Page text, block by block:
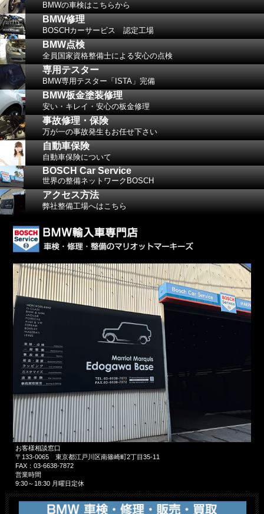
M3 ご来店ありがとうございました！
な車輌に携われた事は 我々にとっても財産と
なります。ありがとうございます。 車検や点
検など、お気軽にご来店下さい。今後とも宜
しくお願い申し上げます。
BMWの車検はこちらから
BMW修理
BOSCHカーサービス 認定工場
BMW点検
全員国家資格整備士による安心の点検
専用テスター
BMW専用テスター「ISTA」完備
BMW板金塗装修理
安い・キレイ・安心の板金修理
事故修理・保険
万が一の事故発生もお任せ下さい
自動車保険
自動車保険について
BOSCH Car Service
世界の整備ネットワークBOSCH
アクセス方法
弊社整備工場へはこちら
お客様相談窓口
〒133-0065
東京都江戸川区南篠崎町2丁目35-11
FAX：03-6638-7872
営業時間
9:30～18:30 月曜日定休